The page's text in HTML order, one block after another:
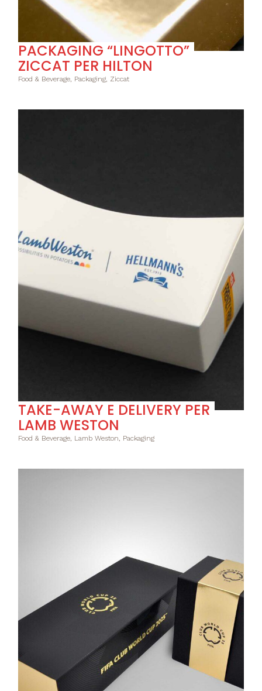
PACKAGING “LINGOTTO”
ZICCAT PER HILTON
Food & Beverage, Packaging, Ziccat
TAKE-AWAY E DELIVERY PER
LAMB WESTON
Food & Beverage, Lamb Weston, Packaging